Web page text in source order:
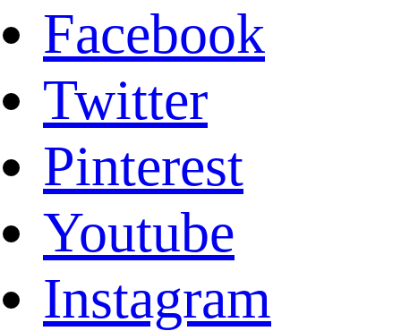
Facebook
Twitter
Pinterest
Youtube
Instagram